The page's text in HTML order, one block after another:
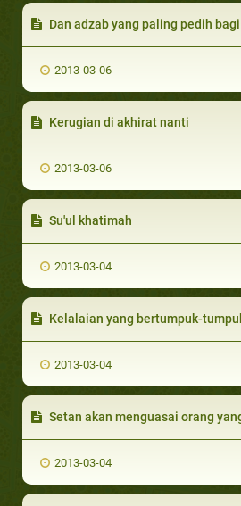
Dan adzab yang paling pedih bagi mereka adalah
2013-03-06
Kerugian di akhirat nanti
2013-03-06
Su'ul khatimah
2013-03-04
Kelalaian yang bertumpuk-
2013-03-04
Setan akan menguasai orang
2013-03-04